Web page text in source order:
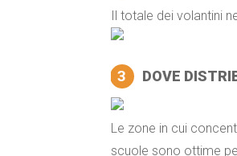
Il totale dei volantini
3 DOVE
Le zone in cui
scuole sono ottime